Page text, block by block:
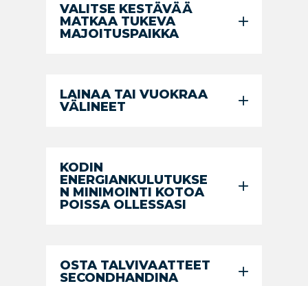
VALITSE KESTÄVÄÄ
MATKAA TUKEVA
MAJOITUSPAIKKA
LAINAA TAI VUOKRAA
VÄLINEET
KODIN
ENERGIANKULUTUKSE
N MINIMOINTI KOTOA
POISSA OLLESSASI
OSTA TALVIVAATTEET
SECONDHANDINA